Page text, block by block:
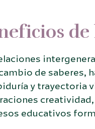
de saberes,
y trayectoria
educativos